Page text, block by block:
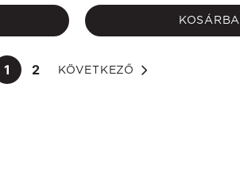
KOSÁRBA
1 2 KÖVETKEZŐ